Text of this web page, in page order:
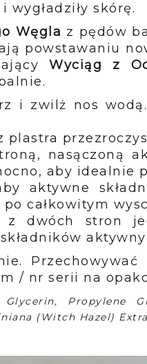
skórę.
Węgla z pędów
powstawaniu
Wyciąg z
i zwilż nos
plastra
nasączoną
aby idealnie
aktywne
całkowitym
dwóch stron
/ nr serii na
Propylene
(Witch Hazel)